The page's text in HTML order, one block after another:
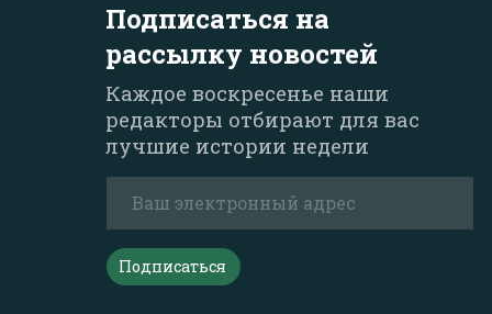
Подписаться на
рассылку новостей
Каждое воскресенье наши
редакторы отбирают для вас
лучшие истории недели
Подписаться